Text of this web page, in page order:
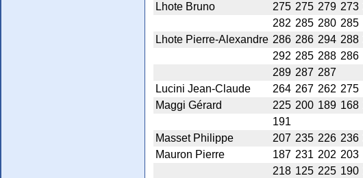
Lhote Bruno
275 275 279 273
282 285 280 285
Lhote Pierre-Alexandre 286 286 294 288
292 285 288 286
289 287 287
Lucini Jean-Claude
264 267 262 275
Maggi Gérard
225 200 189 168
191
Masset Philippe
207 235 226 236
Mauron Pierre
187 231 202 203
218 125 225 190